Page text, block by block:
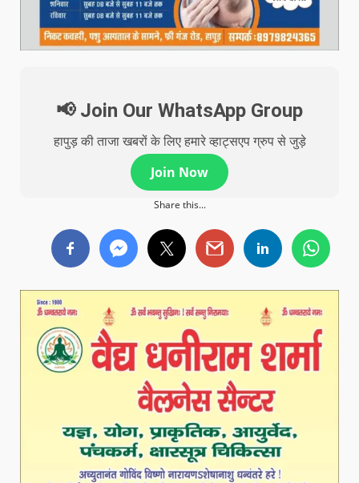
📢 Join Our WhatsApp Group
हापुड़ की ताजा खबरों के लिए हमारे व्हाट्सएप ग्रुप से जुड़े
Join Now
Share this...